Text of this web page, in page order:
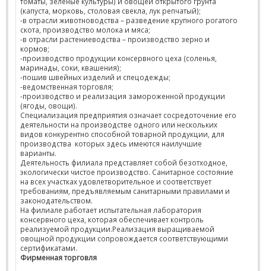
(капуста, морковь, столовая свекла, лук репчатый);
-в отрасли животноводства – разведение крупного рогатого
скота, производство молока и мяса;
-в отрасли растениеводства – производство зерно и
кормов;
-производство продукции консервного цеха (соленья,
маринады, соки, квашения);
-пошив швейных изделий и спецодежды;
-ведомственная торговля;
-производство и реализация замороженной продукции
(ягоды, овощи).
Специализация предприятия означает сосредоточение его
деятельности на производстве одного или нескольких
видов конкурентно способной товарной продукции, для
производства которых здесь имеются наилучшие
варианты.
Деятельность филиала представляет собой безотходное,
экологически чистое производство. Санитарное состояние
на всех участках удовлетворительное и соответствует
требованиям, предъявляемым санитарными правилами и
законодательством.
На филиале работает испытательная лаборатория
консервного цеха, которая обеспечивает контроль
реализуемой продукции.Реализация выращиваемой
овощной продукции сопровождается соответствующими
сертификатами.
Фирменная торговля